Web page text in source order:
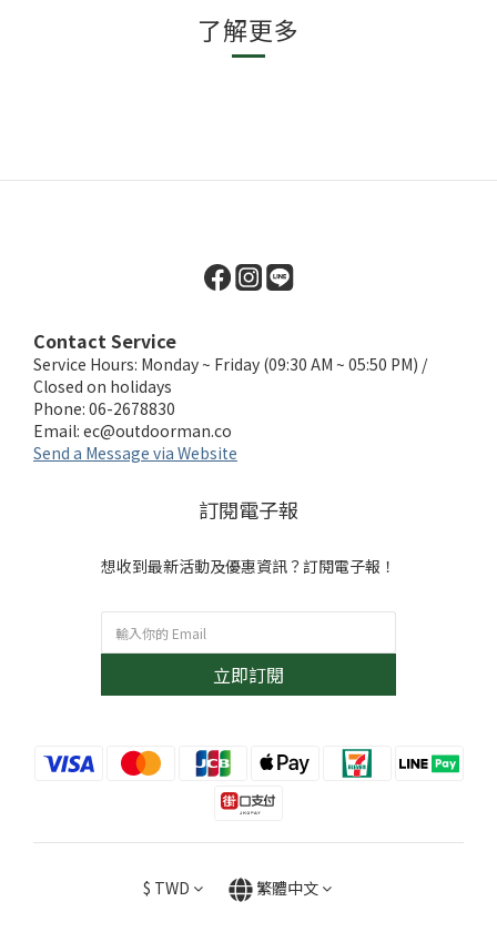
了解更多
Contact Service
Service Hours: Monday ~ Friday (09:30 AM ~ 05:50 PM) /
Closed on holidays
Phone: 06-2678830
Email: ec@outdoorman.co
Send a Message via Website
訂閱電子報
想收到最新活動及優惠資訊？訂閱電子報！
立即訂閱
$ TWD 繁體中文